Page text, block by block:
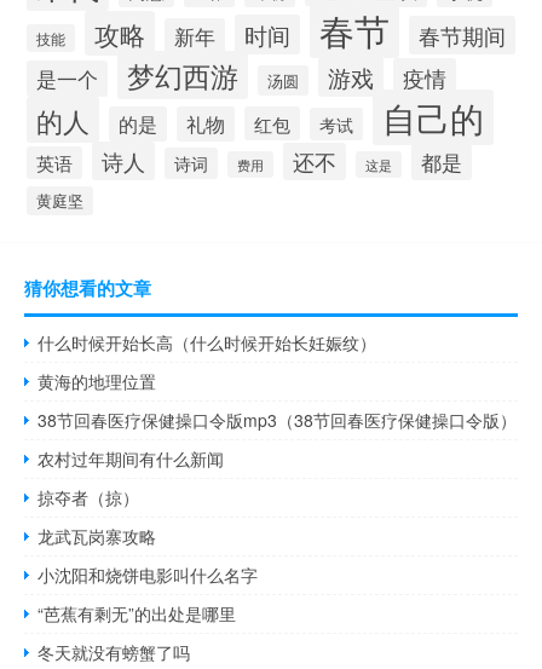
技能 攻略 新年 时间 春节 春节期间
是一个 梦幻西游 汤圆 游戏 疫情
的人 的是 礼物 红包 考试 自己的
英语 诗人 诗词 费用 还不 这是 都是
黄庭坚
猜你想看的文章
什么时候开始长高（什么时候开始长妊娠纹）
黄海的地理位置
38节回春医疗保健操口令版mp3（38节回春医疗保健操口令版）
农村过年期间有什么新闻
掠夺者（掠）
龙武瓦岗寨攻略
小沈阳和烧饼电影叫什么名字
“芭蕉有剩无”的出处是哪里
冬天就没有螃蟹了吗